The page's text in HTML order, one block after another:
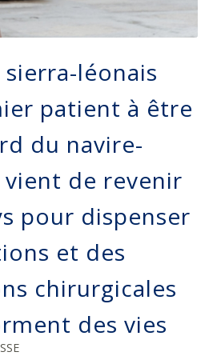
léonais
patient à être
du navire-
de revenir
pour dispenser
et des
chirurgicales
des vies